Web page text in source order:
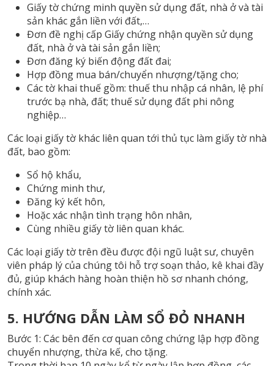
Giấy tờ chứng minh quyền sử dụng đất, nhà ở và tài
sản khác gắn liền với đất,…
Đơn đề nghị cấp Giấy chứng nhận quyền sử dụng
đất, nhà ở và tài sản gắn liền;
Đơn đăng ký biến động đất đai;
Hợp đồng mua bán/chuyển nhượng/tặng cho;
Các tờ khai thuế gồm: thuế thu nhập cá nhân, lệ phí
trước bạ nhà, đất; thuế sử dụng đất phi nông
nghiệp…
Các loại giấy tờ khác liên quan tới thủ tục làm giấy tờ nhà
đất, bao gồm:
Sổ hộ khẩu,
Chứng minh thư,
Đăng ký kết hôn,
Hoặc xác nhận tình trạng hôn nhân,
Cùng nhiều giấy tờ liên quan khác.
Các loại giấy tờ trên đều được đội ngũ luật sư, chuyên
viên pháp lý của chúng tôi hỗ trợ soạn thảo, kê khai đầy
đủ, giúp khách hàng hoàn thiện hồ sơ nhanh chóng,
chính xác.
5. HƯỚNG DẪN LÀM SỔ ĐỎ NHANH
Bước 1: Các bên đến cơ quan công chứng lập hợp đồng
chuyển nhượng, thừa kế, cho tặng.